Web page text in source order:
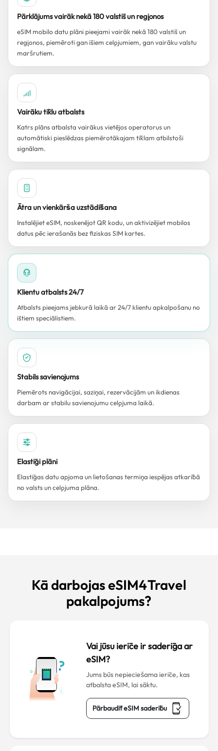
Pārklājums vairāk nekā 180 valstīs un reģionos
eSIM mobilo datu plāni pieejami vairāk nekā 180 valstīs un
reģionos, piemēroti gan īsiem ceļojumiem, gan vairāku valstu
maršrutiem.
Vairāku tīklu atbalsts
Katrs plāns atbalsta vairākus vietējos operatorus un
automātiski pieslēdzas piemērotākajam tīklam atbilstoši
signālam.
Ātra un vienkārša uzstādīšana
Instalējiet eSIM, noskenējot QR kodu, un aktivizējiet mobilos
datus pēc ierašanās bez fiziskas SIM kartes.
Klientu atbalsts 24/7
Atbalsts pieejams jebkurā laikā ar 24/7 klientu apkalpošanu no
īstiem speciālistiem.
Stabils savienojums
Piemērots navigācijai, saziņai, rezervācijām un ikdienas
darbam ar stabilu savienojumu ceļojuma laikā.
Elastīgi plāni
Elastīgas datu apjoma un lietošanas termiņa iespējas atkarībā
no valsts un ceļojuma plāna.
Kā darbojas eSIM4Travel
pakalpojums?
Vai jūsu ierīce ir saderīga ar
eSIM?
Jums būs nepieciešama ierīce, kas
atbalsta eSIM, lai sāktu.
Pārbaudīt eSIM saderību